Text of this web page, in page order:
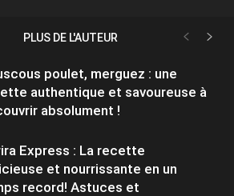
PLUS DE L'AUTEUR
poulet, merguez : une
authentique et savoureuse à
absolument !
Express : La recette
et nourrissante en un
record! Astuces et